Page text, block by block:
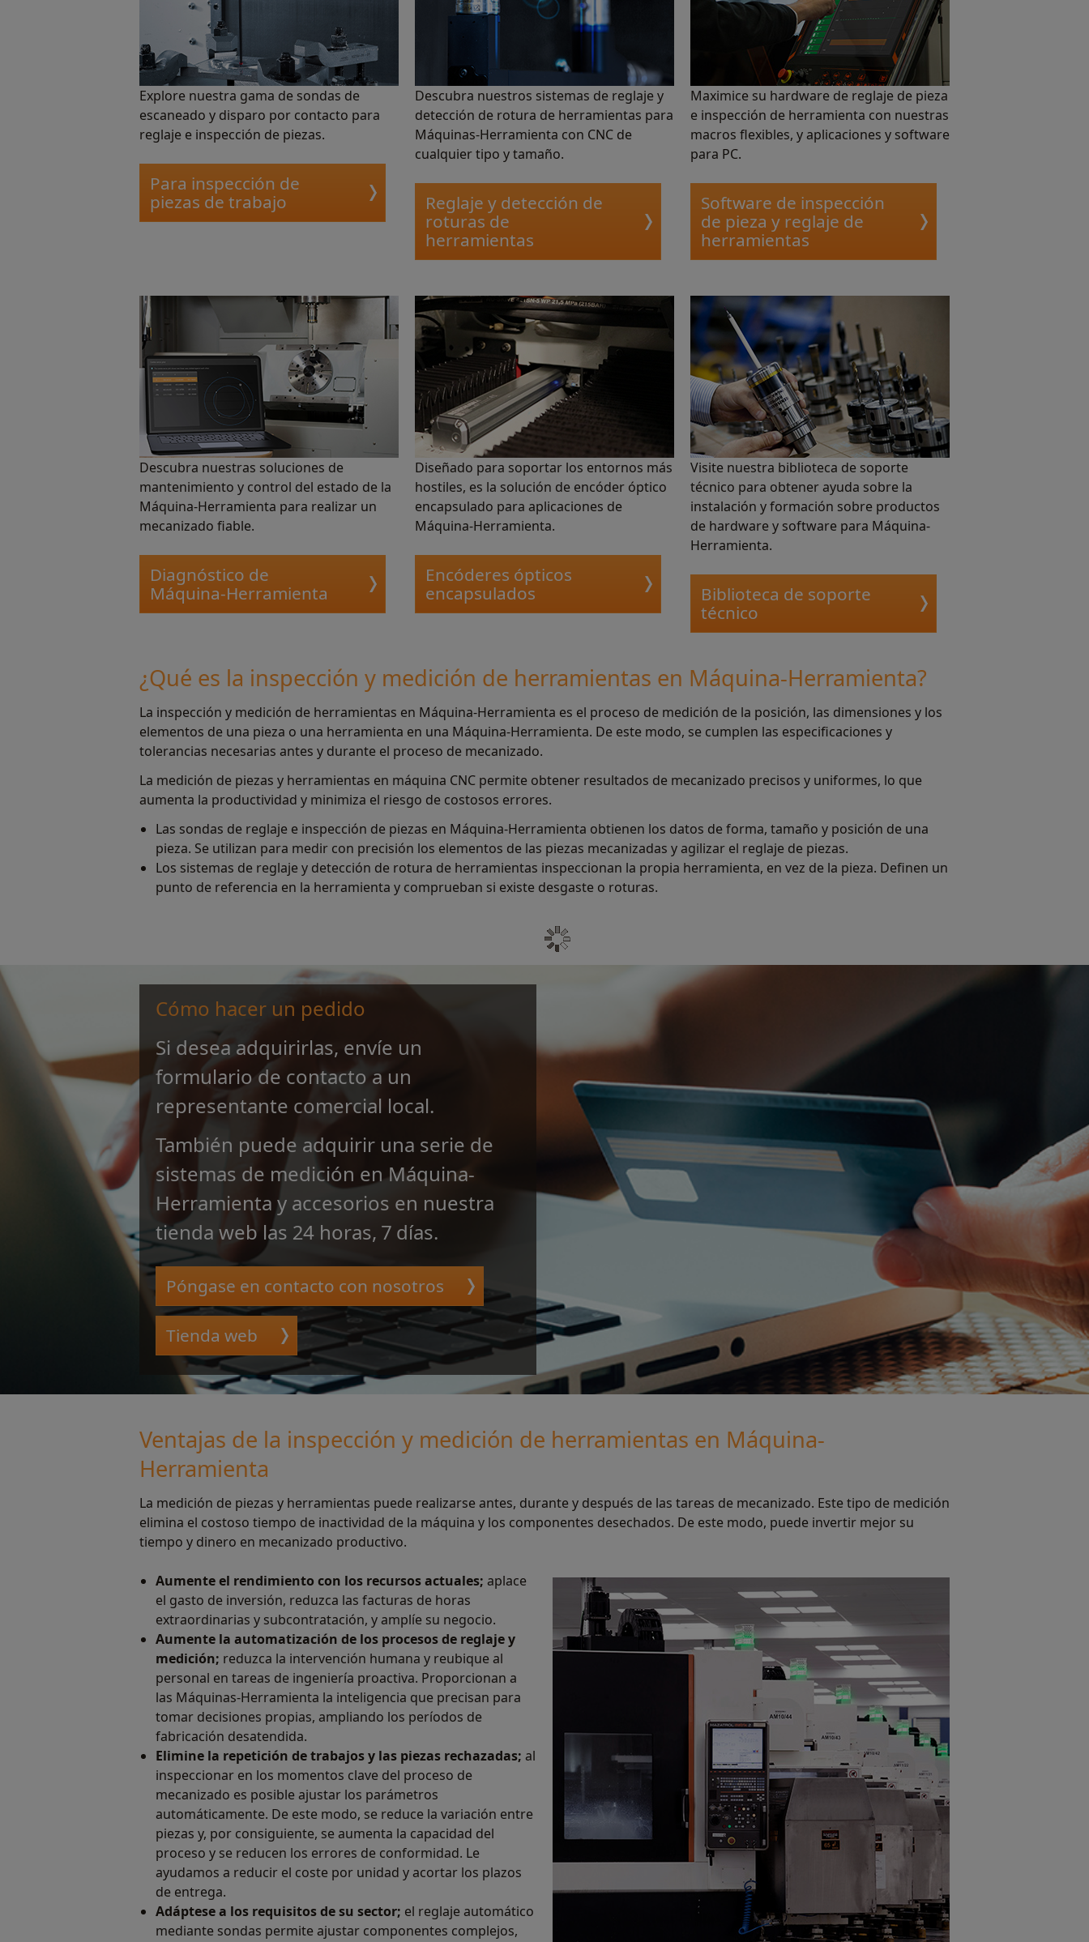
Explore nuestra gama de sondas de
escaneado y disparo por contacto para
reglaje e inspección de piezas.
Para inspección de
piezas de trabajo
Descubra nuestros sistemas de reglaje y
detección de rotura de herramientas para
Máquinas-Herramienta con CNC de
cualquier tipo y tamaño.
Reglaje y detección de
roturas de
herramientas
Maximice su hardware de reglaje de pieza
e inspección de herramienta con nuestras
macros flexibles, y aplicaciones y software
para PC.
Software de inspección
de pieza y reglaje de
herramientas
Descubra nuestras soluciones de
mantenimiento y control del estado de la
Máquina-Herramienta para realizar un
mecanizado fiable.
Diagnóstico de
Máquina-Herramienta
Diseñado para soportar los entornos más
hostiles, es la solución de encóder óptico
encapsulado para aplicaciones de
Máquina-Herramienta.
Encóderes ópticos
encapsulados
Visite nuestra biblioteca de soporte
técnico para obtener ayuda sobre la
instalación y formación sobre productos
de hardware y software para Máquina-
Herramienta.
Biblioteca de soporte
técnico
¿Qué es la inspección y medición de herramientas en Máquina-Herramienta?
La inspección y medición de herramientas en Máquina-Herramienta es el proceso de medición de la posición, las dimensiones y los
elementos de una pieza o una herramienta en una Máquina-Herramienta. De este modo, se cumplen las especificaciones y
tolerancias necesarias antes y durante el proceso de mecanizado.
La medición de piezas y herramientas en máquina CNC permite obtener resultados de mecanizado precisos y uniformes, lo que
aumenta la productividad y minimiza el riesgo de costosos errores.
Las sondas de reglaje e inspección de piezas en Máquina-Herramienta obtienen los datos de forma, tamaño y posición de una
pieza. Se utilizan para medir con precisión los elementos de las piezas mecanizadas y agilizar el reglaje de piezas.
Los sistemas de reglaje y detección de rotura de herramientas inspeccionan la propia herramienta, en vez de la pieza. Definen un
punto de referencia en la herramienta y comprueban si existe desgaste o roturas.
Cómo hacer un pedido
Si desea adquirirlas, envíe un
formulario de contacto a un
representante comercial local.
También puede adquirir una serie de
sistemas de medición en Máquina-
Herramienta y accesorios en nuestra
tienda web las 24 horas, 7 días.
Póngase en contacto con nosotros
Tienda web
Ventajas de la inspección y medición de herramientas en Máquina-
Herramienta
La medición de piezas y herramientas puede realizarse antes, durante y después de las tareas de mecanizado. Este tipo de medición
elimina el costoso tiempo de inactividad de la máquina y los componentes desechados. De este modo, puede invertir mejor su
tiempo y dinero en mecanizado productivo.
Aumente el rendimiento con los recursos actuales; aplace
el gasto de inversión, reduzca las facturas de horas
extraordinarias y subcontratación, y amplíe su negocio.
Aumente la automatización de los procesos de reglaje y
medición; reduzca la intervención humana y reubique al
personal en tareas de ingeniería proactiva. Proporcionan a
las Máquinas-Herramienta la inteligencia que precisan para
tomar decisiones propias, ampliando los períodos de
fabricación desatendida.
Elimine la repetición de trabajos y las piezas rechazadas; al
inspeccionar en los momentos clave del proceso de
mecanizado es posible ajustar los parámetros
automáticamente. De este modo, se reduce la variación entre
piezas y, por consiguiente, se aumenta la capacidad del
proceso y se reducen los errores de conformidad. Le
ayudamos a reducir el coste por unidad y acortar los plazos
de entrega.
Adáptese a los requisitos de su sector; el reglaje automático
mediante sondas permite ajustar componentes complejos,